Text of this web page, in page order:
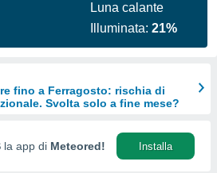
Luna calante
Illuminata:21%
fino a Ferragosto: rischia di
Svolta solo a fine mese?
la app di Meteored! Installa